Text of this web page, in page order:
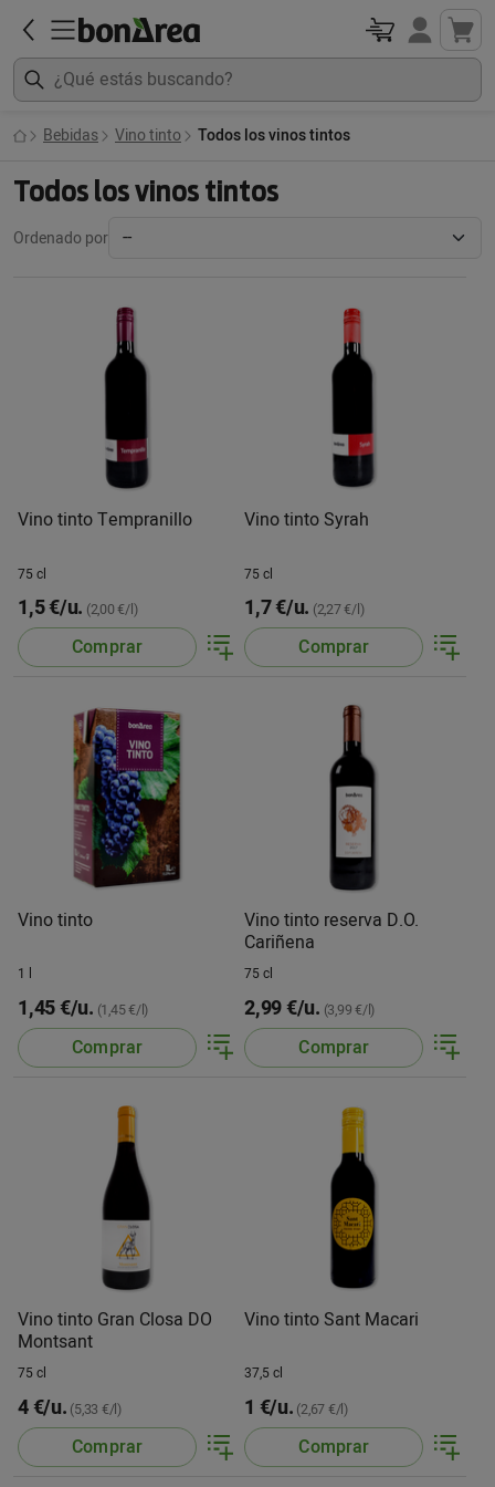
Bebidas Vino tinto Todos los vinos tintos
Todos los vinos tintos
Ordenado por
Vino tinto Tempranillo
75 cl
1,5 €/u. (2,00 €/l)
Comprar
Vino tinto Syrah
75 cl
1,7 €/u. (2,27 €/l)
Comprar
Vino tinto
1 l
1,45 €/u. (1,45 €/l)
Comprar
Vino tinto reserva D.O.
Cariñena
75 cl
2,99 €/u. (3,99 €/l)
Comprar
Vino tinto Gran Closa DO
Montsant
75 cl
4 €/u. (5,33 €/l)
Comprar
Vino tinto Sant Macari
37,5 cl
1 €/u. (2,67 €/l)
Comprar